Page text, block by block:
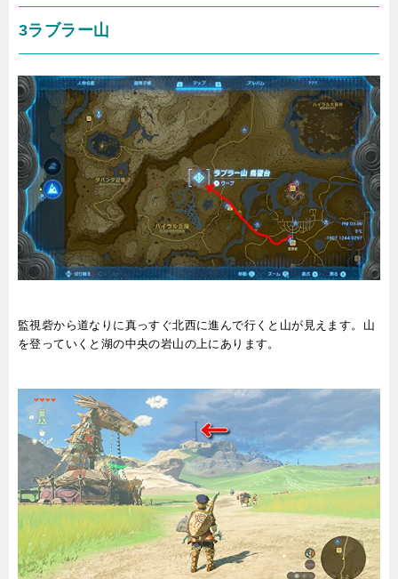
3ラブラー山
監視砦から道なりに真っすぐ北西に進んで行くと山が見えます。山
を登っていくと湖の中央の岩山の上にあります。